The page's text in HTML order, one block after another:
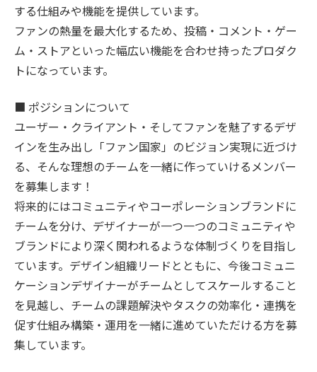
する仕組みや機能を提供しています。
ファンの熱量を最大化するため、投稿・コメント・ゲー
ム・ストアといった幅広い機能を合わせ持ったプロダク
トになっています。
■ ポジションについて
ユーザー・クライアント・そしてファンを魅了するデザ
インを生み出し「ファン国家」のビジョン実現に近づけ
る、そんな理想のチームを一緒に作っていけるメンバー
を募集します！
将来的にはコミュニティやコーポレーションブランドに
チームを分け、デザイナーが一つ一つのコミュニティや
ブランドにより深く関われるような体制づくりを目指し
ています。デザイン組織リードとともに、今後コミュニ
ケーションデザイナーがチームとしてスケールすること
を見越し、チームの課題解決やタスクの効率化・連携を
促す仕組み構築・運用を一緒に進めていただける方を募
集しています。